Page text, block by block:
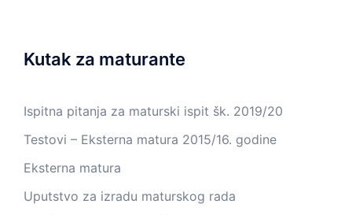
Kutak za maturante
Ispitna pitanja za maturski ispit šk. 2019/20
Testovi – Eksterna matura 2015/16. godine
Eksterna matura
Uputstvo za izradu maturskog rada